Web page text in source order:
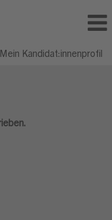
Mein Kandidat:innenprofil